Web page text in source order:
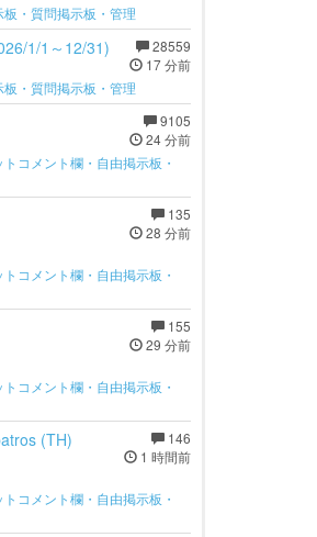
・質問掲示板・管理
28559
17 分前
1/1～12/31)
・質問掲示板・管理
9105
24 分前
コメント欄・自由掲示板・
135
28 分前
コメント欄・自由掲示板・
155
29 分前
コメント欄・自由掲示板・
146
1 時間前
(TH)
コメント欄・自由掲示板・